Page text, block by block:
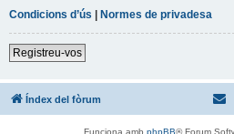
Condicions d’ús
Normes de privadesa
Registreu-vos
Índex del fòrum